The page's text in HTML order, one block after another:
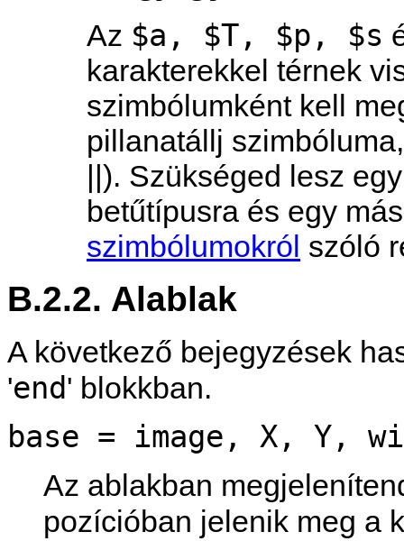
Az $a, $T, $p, $s
karakterekkel térnek
szimbólumként kell
pillanatállj
||). Szükséged lesz
betűtípusra és egy
szimbólumokról szóló
B.2.2. Alablak
A következő bejegyzések
'end' blokkban.
base = image, X, Y,
Az ablakban
pozícióban jelenik meg a